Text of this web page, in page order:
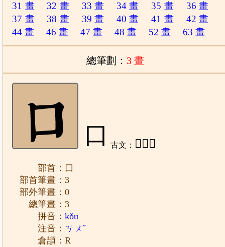
31 畫
32 畫 33 畫 34 畫 35 畫
36 畫
37 畫
38 畫 39 畫 40 畫 41 畫
42 畫
44 畫
46 畫 47 畫 48 畫 52 畫 63 畫
總筆劃： 3 畫
口 古文： 𠮚、𠙵
部首：口
部首筆畫：3
部外筆畫：0
總筆畫：3
拼音：kǒu
注音： ㄎㄡˇ
倉頡：R